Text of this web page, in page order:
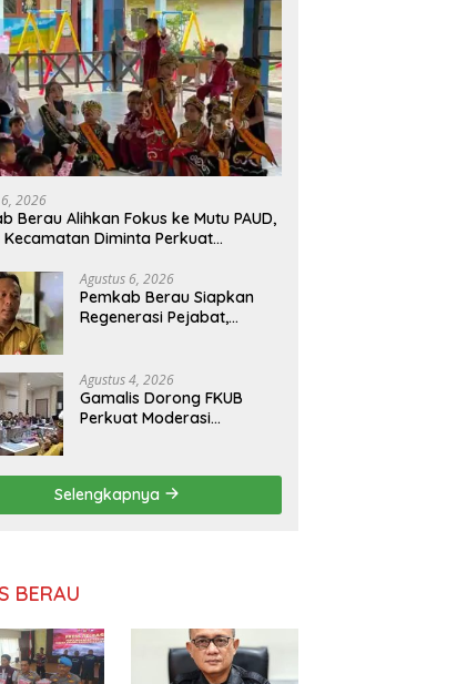
2026
Berau Alihkan Fokus ke Mutu PAUD,
Kecamatan Diminta Perkuat
Agustus 6, 2026
Pemkab Berau Siapkan
Regenerasi Pejabat,
Agustus 4, 2026
Gamalis Dorong FKUB
Perkuat Moderasi
Persatuan
Selengkapnya
BERAU